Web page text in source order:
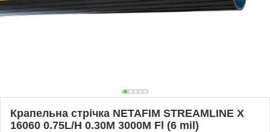
Крапельна стрічка NETAFIM STREAMLINE X
16060 0.75L/H 0.30M 3000M Fl (6 mil)